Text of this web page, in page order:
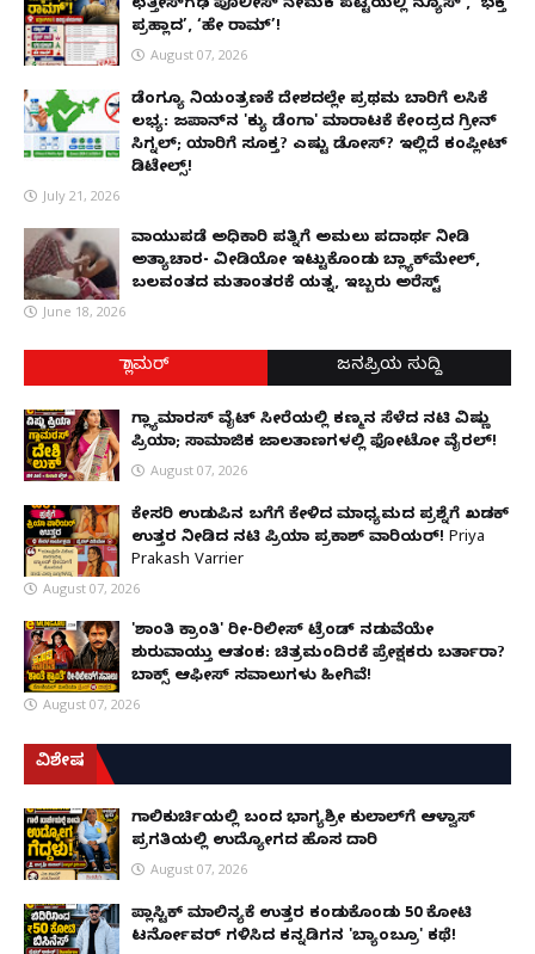
ಛತ್ತೀಸ್‌ಗಢ ಪೊಲೀಸ್ ನೇಮಕ ಪಟ್ಟಿಯಲ್ಲಿ‘ನ್ಯೂಸ್’, ‘ಭಕ್ತ
ಪ್ರಹ್ಲಾದ’, ‘ಹೇ ರಾಮ್’!
August 07, 2026
ಡೆಂಗ್ಯೂ ನಿಯಂತ್ರಣಕ್ಕೆ ದೇಶದಲ್ಲೇ ಪ್ರಥಮ ಬಾರಿಗೆ ಲಸಿಕೆ
ಲಭ್ಯ: ಜಪಾನ್‌ನ 'ಕ್ಯು ಡೆಂಗಾ' ಮಾರಾಟಕ್ಕೆ ಕೇಂದ್ರದ ಗ್ರೀನ್
ಸಿಗ್ನಲ್; ಯಾರಿಗೆ ಸೂಕ್ತ? ಎಷ್ಟು ಡೋಸ್? ಇಲ್ಲಿದೆ ಕಂಪ್ಲೀಟ್
ಡಿಟೇಲ್ಸ್!
July 21, 2026
ವಾಯುಪಡೆ ಅಧಿಕಾರಿ ಪತ್ನಿಗೆ ಅಮಲು ಪದಾರ್ಥ ನೀಡಿ
ಅತ್ಯಾಚಾರ- ವೀಡಿಯೋ ಇಟ್ಟುಕೊಂಡು ಬ್ಲ್ಯಾಕ್‌ಮೇಲ್,
ಬಲವಂತದ ಮತಾಂತರಕ್ಕೆ ಯತ್ನ, ಇಬ್ಬರು ಅರೆಸ್ಟ್
June 18, 2026
ಗ್ಲಾಮರ್ ಜನಪ್ರಿಯ ಸುದ್ದಿ
ಗ್ಲ್ಯಾಮಾರಸ್ ವೈಟ್‌ ಸೀರೆಯಲ್ಲಿ ಕಣ್ಮನ ಸೆಳೆದ ನಟಿ ವಿಷ್ಣು
ಪ್ರಿಯಾ; ಸಾಮಾಜಿಕ ಜಾಲತಾಣಗಳಲ್ಲಿ ಫೋಟೋ ವೈರಲ್!
August 07, 2026
ಕೇಸರಿ ಉಡುಪಿನ ಬಗೆಗೆ ಕೇಳಿದ ಮಾಧ್ಯಮದ ಪ್ರಶ್ನೆಗೆ ಖಡಕ್
ಉತ್ತರ ನೀಡಿದ ನಟಿ ಪ್ರಿಯಾ ಪ್ರಕಾಶ್ ವಾರಿಯರ್! Priya
Prakash Varrier
August 07, 2026
'ಶಾಂತಿ ಕ್ರಾಂತಿ' ರೀ-ರಿಲೀಸ್ ಟ್ರೆಂಡ್ ನಡುವೆಯೇ
ಶುರುವಾಯ್ತು ಆತಂಕ: ಚಿತ್ರಮಂದಿರಕ್ಕೆ ಪ್ರೇಕ್ಷಕರು ಬರ್ತಾರಾ?
ಬಾಕ್ಸ್ ಆಫೀಸ್ ಸವಾಲುಗಳು ಹೀಗಿವೆ!
August 07, 2026
ವಿಶೇಷ
ಗಾಲಿಕುರ್ಚಿಯಲ್ಲಿ ಬಂದ ಭಾಗ್ಯಶ್ರೀ ಕುಲಾಲ್‌ಗೆ ಆಳ್ವಾಸ್
ಪ್ರಗತಿಯಲ್ಲಿ ಉದ್ಯೋಗದ ಹೊಸ ದಾರಿ
August 07, 2026
ಪ್ಲಾಸ್ಟಿಕ್ ಮಾಲಿನ್ಯಕ್ಕೆ ಉತ್ತರ ಕಂಡುಕೊಂಡು ₹50 ಕೋಟಿ
ಟರ್ನೋವರ್ ಗಳಿಸಿದ ಕನ್ನಡಿಗನ 'ಬ್ಯಾಂಬ್ರೂ' ಕಥೆ!